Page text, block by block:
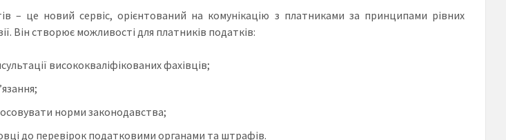
– це новий сервіс, орієнтований на комунікацію з платниками за принципами рівних
Він створює можливості для платників податків:
висококваліфікованих фахівців;
норми законодавства;
до перевірок податковими органами та штрафів.